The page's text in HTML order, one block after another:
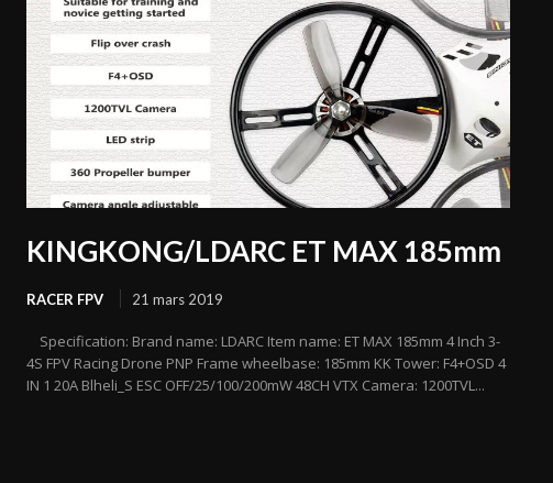
KINGKONG/LDARC ET MAX 185mm
RACER FPV 21 mars 2019
Specification: Brand name: LDARC Item name: ET MAX 185mm 4 Inch 3-
4S FPV Racing Drone PNP Frame wheelbase: 185mm KK Tower: F4+OSD 4
IN 1 20A Blheli_S ESC OFF/25/100/200mW 48CH VTX Camera: 1200TVL...